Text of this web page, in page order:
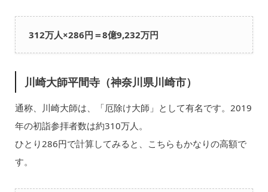
312万人×286円＝8億9,232万円
川崎大師平間寺（神奈川県川崎市）
通称、川崎大師は、「厄除け大師」として有名です。2019
年の初詣参拝者数は約310万人。
ひとり286円で計算してみると、こちらもかなりの高額で
す。